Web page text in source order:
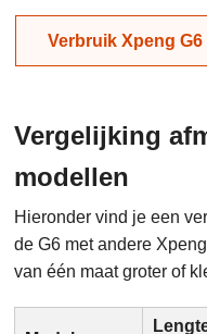
Verbruik Xpeng G6
Vergelijking
modellen
Hieronder vind je een
de G6 met andere
van één maat groter of